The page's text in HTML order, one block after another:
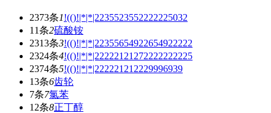
2373条1!(()!|*|*|2235523552222225032
11条2硫酸铵
2313条3!(()!|*|*|22355654922654922222
2324条4!(()!|*|*|22222121272222222225
2374条5!(()!|*|*|222221212229996939
13条6齿轮
7条7氯苯
12条8正丁醇